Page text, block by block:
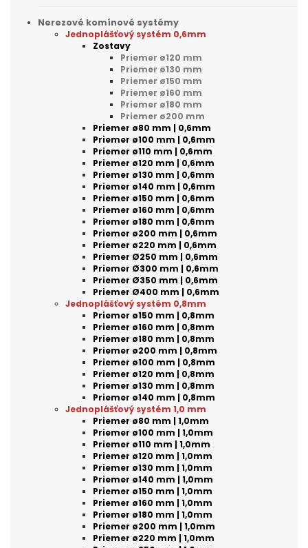
Nerezové komínové systémy
Jednoplášťový systém 0,6mm
Zostavy
Priemer ø120 mm
Priemer ø130 mm
Priemer ø150 mm
Priemer ø160 mm
Priemer ø180 mm
Priemer ø200 mm
Priemer ø80 mm | 0,6mm
Priemer ø100 mm | 0,6mm
Priemer ø110 mm | 0,6mm
Priemer ø120 mm | 0,6mm
Priemer ø130 mm | 0,6mm
Priemer ø140 mm | 0,6mm
Priemer ø150 mm | 0,6mm
Priemer ø160 mm | 0,6mm
Priemer ø180 mm | 0,6mm
Priemer ø200 mm | 0,6mm
Priemer ø220 mm | 0,6mm
Priemer Ø250 mm | 0,6mm
Priemer Ø300 mm | 0,6mm
Priemer Ø350 mm | 0,6mm
Priemer Ø400 mm | 0,6mm
Jednoplášťový systém 0,8mm
Priemer ø150 mm | 0,8mm
Priemer ø160 mm | 0,8mm
Priemer ø180 mm | 0,8mm
Priemer ø200 mm | 0,8mm
Priemer ø100 mm | 0,8mm
Priemer ø120 mm | 0,8mm
Priemer ø130 mm | 0,8mm
Priemer ø140 mm | 0,8mm
Jednoplášťový systém 1,0 mm
Priemer ø80 mm | 1,0mm
Priemer ø100 mm | 1,0mm
Priemer ø110 mm | 1,0mm
Priemer ø120 mm | 1,0mm
Priemer ø130 mm | 1,0mm
Priemer ø140 mm | 1,0mm
Priemer ø150 mm | 1,0mm
Priemer ø160 mm | 1,0mm
Priemer ø180 mm | 1,0mm
Priemer ø200 mm | 1,0mm
Priemer ø220 mm | 1,0mm